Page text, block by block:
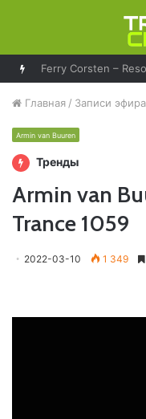
Ferry Corsten –
Главная / Записи эфира
Armin van Buuren
Тренды
Armin van
Trance 1059
2022-03-10 1 349